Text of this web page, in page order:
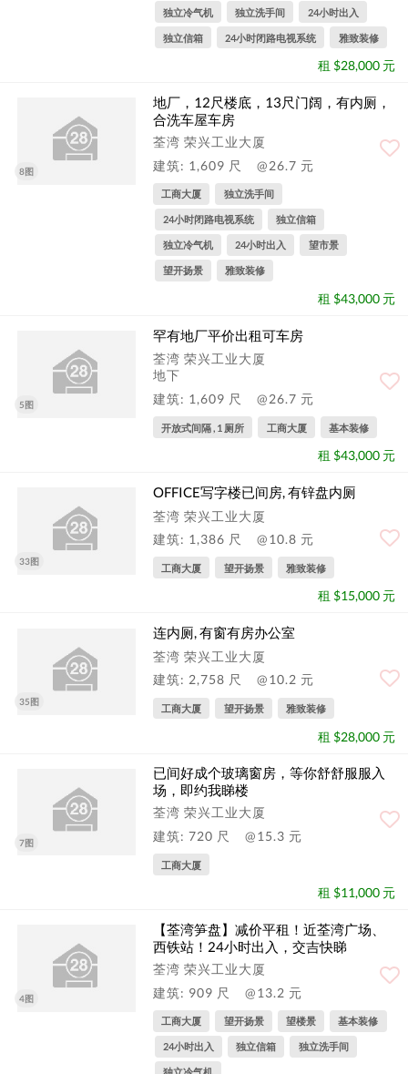
独立冷气机 独立洗手间 24小时出入
独立信箱 24小时闭路电视系统 雅致装修
租 $28,000 元
8图
地厂，12尺楼底，13尺门阔，有内厕，
合洗车屋车房
荃湾 荣兴工业大厦
建筑: 1,609 尺
@26.7 元
工商大厦 独立洗手间
24小时闭路电视系统 独立信箱
独立冷气机 24小时出入 望市景
望开扬景 雅致装修
租 $43,000 元
5图
罕有地厂平价出租可车房
荃湾 荣兴工业大厦
地下
建筑: 1,609 尺
@26.7 元
开放式间隔 , 1 厕所 工商大厦 基本装修
租 $43,000 元
33图
OFFICE写字楼已间房, 有锌盘内厕
荃湾 荣兴工业大厦
建筑: 1,386 尺
@10.8 元
工商大厦 望开扬景 雅致装修
租 $15,000 元
35图
连内厕, 有窗有房办公室
荃湾 荣兴工业大厦
建筑: 2,758 尺
@10.2 元
工商大厦 望开扬景 雅致装修
租 $28,000 元
7图
已间好成个玻璃窗房，等你舒舒服服入
场，即约我睇楼
荃湾 荣兴工业大厦
建筑: 720 尺
@15.3 元
工商大厦
租 $11,000 元
4图
【荃湾笋盘】减价平租！近荃湾广场、
西铁站！24小时出入，交吉快睇
荃湾 荣兴工业大厦
建筑: 909 尺
@13.2 元
工商大厦 望开扬景 望楼景 基本装修
24小时出入 独立信箱 独立洗手间